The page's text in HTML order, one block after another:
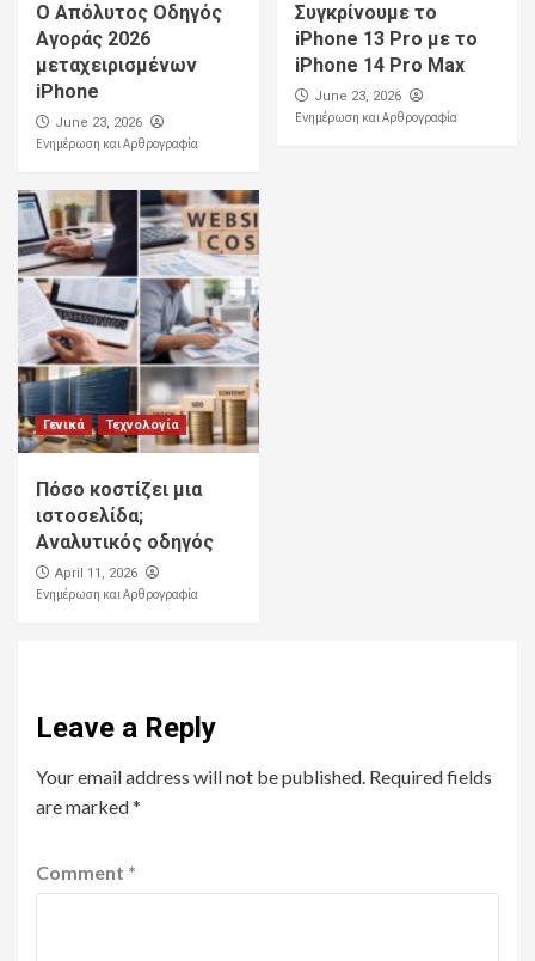
Ο Απόλυτος Οδηγός
Αγοράς 2026
μεταχειρισμένων
iPhone
June 23, 2026
Ενημέρωση και Αρθρογραφία
Συγκρίνουμε το
iPhone 13 Pro με το
iPhone 14 Pro Max
June 23, 2026
Ενημέρωση και Αρθρογραφία
Γενικά Τεχνολογία
Πόσο κοστίζει μια
ιστοσελίδα;
Αναλυτικός οδηγός
April 11, 2026
Ενημέρωση και Αρθρογραφία
Leave a Reply
Your email address will not be published. Required fields
are marked*
Comment *